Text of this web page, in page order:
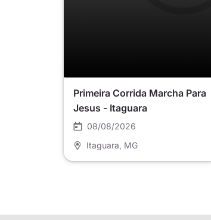
Primeira Corrida Marcha Para
Jesus - Itaguara
08/08/2026
Itaguara , MG